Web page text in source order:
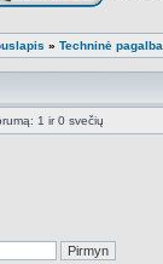
» Techninė pagalba
1 ir 0 svečių